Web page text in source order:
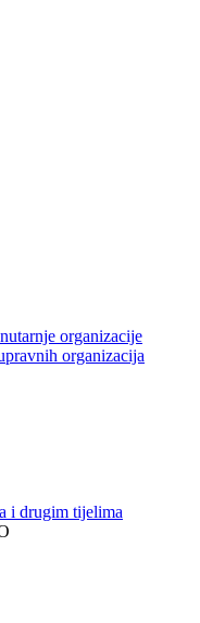
organizacije
organizacija
i drugim tijelima